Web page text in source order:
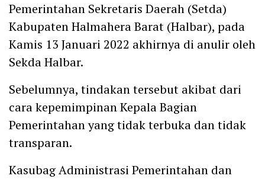
Pemerintahan Sekretaris Daerah (Setda)
Kabupaten Halmahera Barat (Halbar), pada
Kamis 13 Januari 2022 akhirnya di anulir oleh
Sekda Halbar.
Sebelumnya, tindakan tersebut akibat dari
cara kepemimpinan Kepala Bagian
Pemerintahan yang tidak terbuka dan tidak
transparan.
Kasubag Administrasi Pemerintahan dan